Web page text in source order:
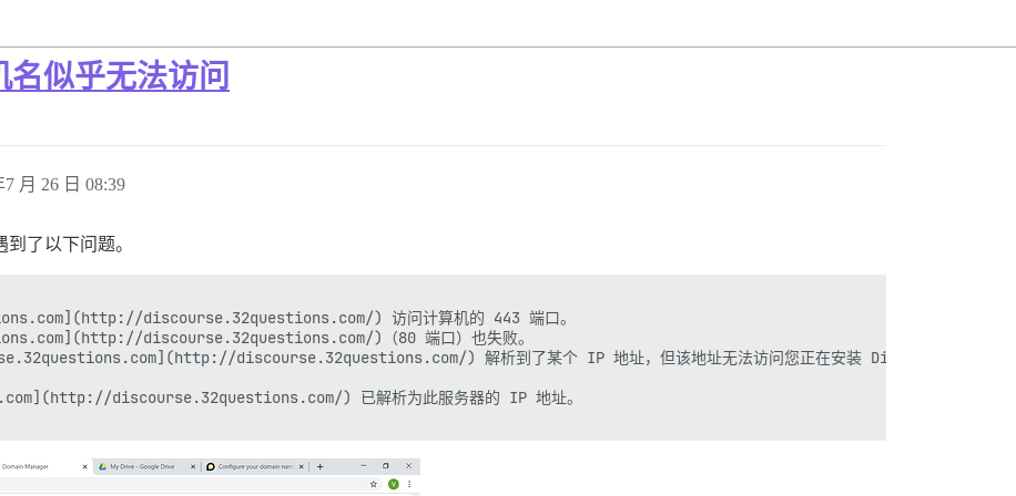
似乎无法访问
7 月 26 日 08:39
到了以下问题。
discourse.32questions.com/) 访问计算机的 443 端口。
discourse.32questions.com/)（80 端口）也失败。
discourse.32questions.com/) 解析到了某个 IP 地址，但该地址无法访问您正在安装 Discourse 的这台
discourse.32questions.com/) 已解析为此服务器的 IP 地址。